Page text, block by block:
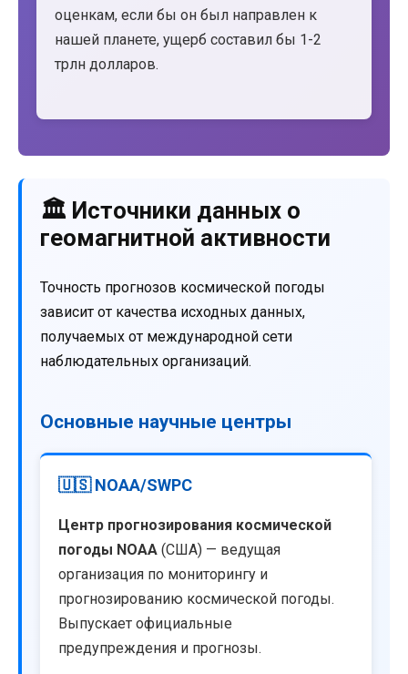
оценкам, если бы он был направлен к
нашей планете, ущерб составил бы 1-2
трлн долларов.
🏛️ Источники данных о
геомагнитной активности
Точность прогнозов космической погоды
зависит от качества исходных данных,
получаемых от международной сети
наблюдательных организаций.
Основные научные центры
🇺🇸 NOAA/SWPC
Центр прогнозирования космической
погоды NOAA (США) — ведущая
организация по мониторингу и
прогнозированию космической погоды.
Выпускает официальные
предупреждения и прогнозы.